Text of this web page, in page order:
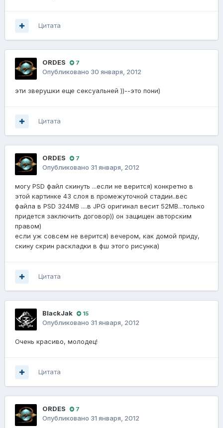
Цитата
ORDES 7
Опубликовано 30 января, 2012
эти зверушки еще сексуальней ))--это пони)
Цитата
ORDES 7
Опубликовано 31 января, 2012
могу PSD файл скинуть ...если не верится) конкретно в
этой картинке 43 слоя в промежуточной стадии..вес
файла в PSD 324MB ....в JPG оригинал весит 52MB...только
придется заключить договор)) он защищен авторским
правом)
если уж совсем не верится) вечером, как домой приду,
скину скрин раскладки в фш этого рисунка)
Цитата
BlackJak 15
Опубликовано 31 января, 2012
Очень красиво, молодец!
Цитата
ORDES 7
Опубликовано 31 января, 2012